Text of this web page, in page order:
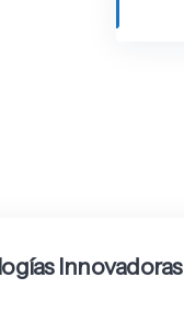
Innovadoras